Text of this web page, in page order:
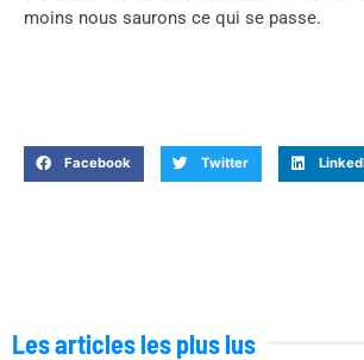
moins nous saurons ce qui se passe.
Facebook Twitter
Les articles les plus lus